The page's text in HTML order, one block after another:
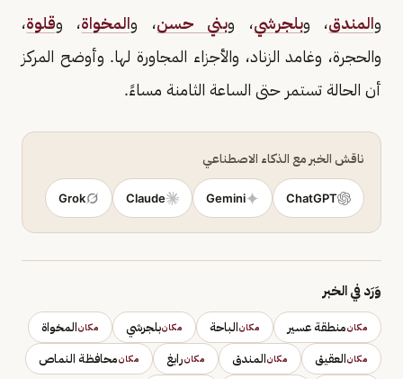
والمندق، وبلجرشي، وبني حسن، والمخواة، وقلوة،
والحجرة، وغامد الزناد، والأجزاء المجاورة لها. وأوضح المركز
أن الحالة تستمر حتى الساعة الثامنة مساءً.
ناقش الخبر مع الذكاء الاصطناعي
ChatGPT
Gemini
Claude
Grok
وَرَد في الخبر
مكانمنطقة عسير مكانالباحة مكانبلجرشي مكانالمخواة
مكانالعقيق مكانالمندق مكانرابغ مكانمحافظة النماص